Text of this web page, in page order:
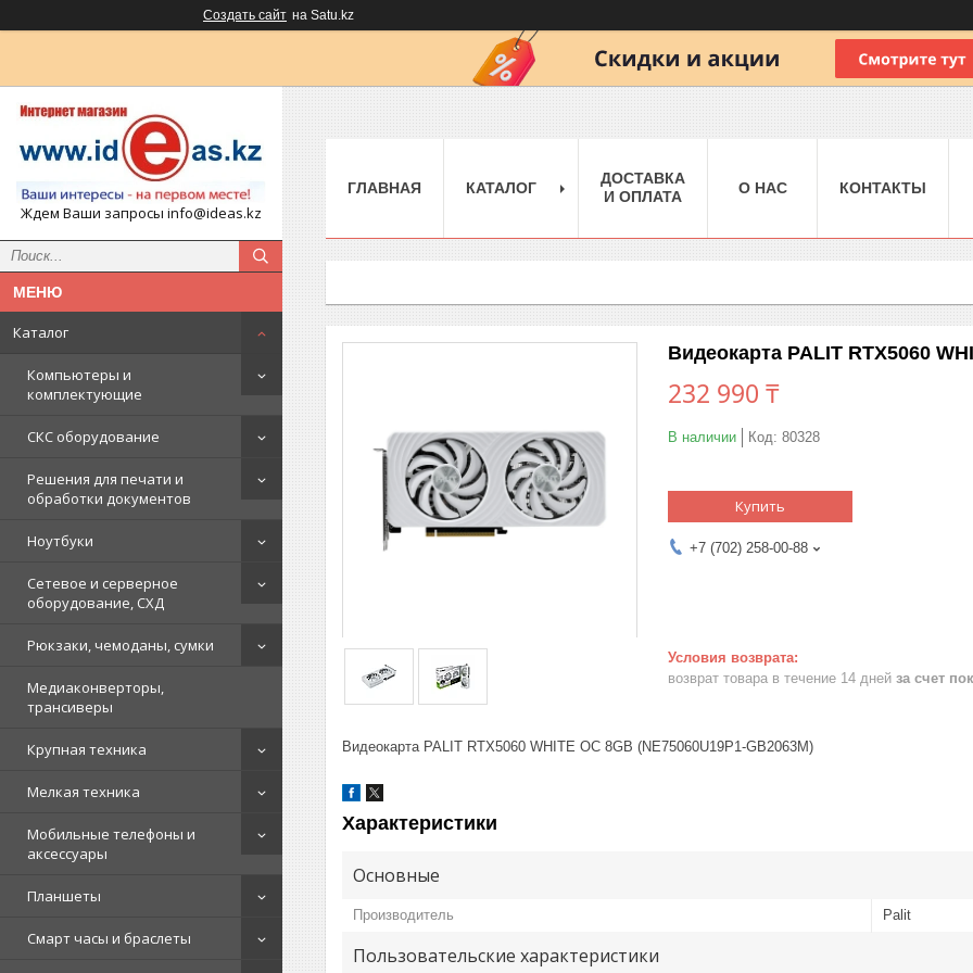
Создать сайт на Satu.kz
Ждем Ваши запросы info@ideas.kz
Каталог
Компьютеры и
комплектующие
СКС оборудование
Решения для печати и
обработки документов
Ноутбуки
Сетевое и серверное
оборудование, СХД
Рюкзаки, чемоданы, сумки
Медиаконверторы,
трансиверы
Крупная техника
Мелкая техника
Мобильные телефоны и
аксессуары
Планшеты
Смарт часы и браслеты
ГЛАВНАЯ КАТАЛОГ
ДОСТАВКА
И ОПЛАТА
О НАС КОНТАКТЫ
Видеокарта PALIT RTX5060
232 990 ₸
В наличии Код: 80328
Купить
+7 (702) 258-00-88
возврат товара в течение 14 дней за счет
Видеокарта PALIT RTX5060 WHITE OC 8GB (NE75060U19P1-GB2063M)
Характеристики
Основные
Производитель Palit
Пользовательские характеристики